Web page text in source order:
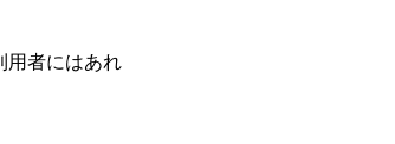
用者にはあれ